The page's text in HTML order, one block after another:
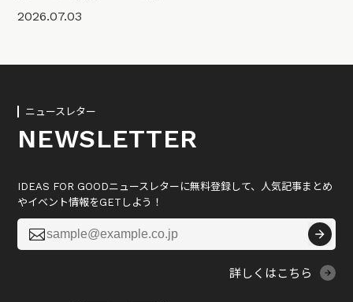
2026.07.03
ニュースレター
NEWSLETTER
IDEAS FOR GOODニュースレターに無料登録して、人気記事まとめ
やイベント情報をGETしよう！

詳しくはこちら